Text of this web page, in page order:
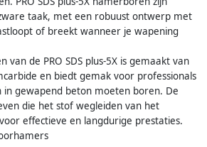
taak, met een robuust ontwerp met
of breekt wanneer je wapening
van de PRO SDS plus-5X is gemaakt van
en biedt gemak voor professionals
gewapend beton moeten boren. De
die het stof wegleiden van het
effectieve en langdurige prestaties.